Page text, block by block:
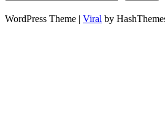
WordPress Theme | Viral by